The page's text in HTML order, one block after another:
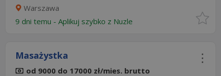
Warszawa
9 dni temu - Aplikuj szybko z Nuzle
Masażystka
od 9000 do 17000 zł/mies. brutto